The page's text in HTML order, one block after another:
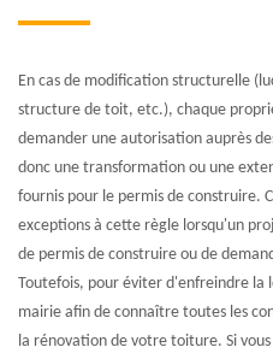
En cas de modification structurelle
structure de toit, etc.), chaque
demander une autorisation auprès
donc une transformation ou une
fournis pour le permis de construire.
exceptions à cette règle lorsqu'un
de permis de construire ou de
Toutefois, pour éviter d'enfreindre la
mairie afin de connaître toutes les
la rénovation de votre toiture. Si